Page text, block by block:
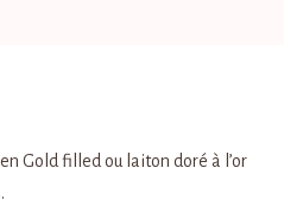
Gold filled ou laiton doré à l’or